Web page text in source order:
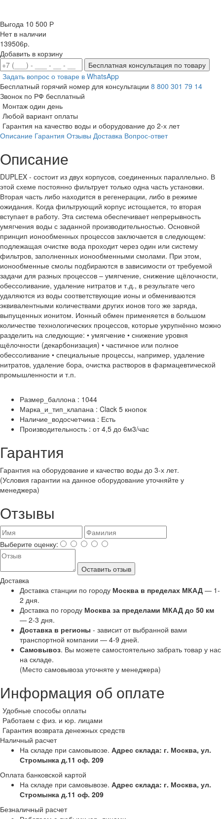
Выгода 10 500 Р
Нет в наличии
139506р.
Добавить в корзину
Бесплатная консультация по товару
Задать вопрос о товаре в WhatsApp
Бесплатный горячий номер для консультации 8 800 301 79 14
Звонок по РФ бесплатный
Монтаж один день
Любой вариант оплаты
Гарантия на качество воды и оборудование до 2-х лет
Описание Гарантия Отзывы Доставка Вопрос-ответ
Описание
DUPLEX - состоит из двух корпусов, соединенных параллельно. В
этой схеме постоянно фильтрует только одна часть установки.
Вторая часть либо находится в регенерации, либо в режиме
ожидания. Когда фильтрующий корпус истощается, то вторая
вступает в работу. Эта система обеспечивает непрерывность
умягчения воды с заданной производительностью. Основной
принцип ионообменных процессов заключается в следующем:
подлежащая очистке вода проходит через один или систему
фильтров, заполненных ионообменными смолами. При этом,
ионообменные смолы подбираются в зависимости от требуемой
задачи для разных процессов – умягчение, снижение щёлочности,
обессоливание, удаление нитратов и т.д., в результате чего
удаляются из воды соответствующие ионы и обмениваются
эквивалентными количествами других ионов того же заряда,
выпущенных ионитом. Ионный обмен применяется в большом
количестве технологических процессов, которые укрупнённо можно
разделить на следующие: • умягчение • снижение уровня
щёлочности (декарбонизация) • частичное или полное
обессоливание • специальные процессы, например, удаление
нитратов, удаление бора, очистка растворов в фармацевтической
промышленности и т.п.
Размер_баллона : 1044
Марка_и_тип_клапана : Clack 5 кнопок
Наличие_водосчетчика : Есть
Производительность : от 4,5 до 6м3/час
Гарантия
Гарантия на оборудование и качество воды до 3-х лет.
(Условия гарантии на данное оборудование уточняйте у
менеджера)
Отзывы
Выберите оценку:
Оставить отзыв
Доставка
Доставка станции по городу Москва в пределах МКАД — 1-
2 дня.
Доставка по городу Москва за пределами МКАД до 50 км
— 2-3 дня.
Доставка в регионы - зависит от выбранной вами
транспортной компании — 4-9 дней.
Самовывоз. Вы можете самостоятельно забрать товар у нас
на складе.
(Место самовывоза уточняте у менеджера)
Информация об оплате
Удобные способы оплаты
Работаем с физ. и юр. лицами
Гарантия возврата денежных средств
Наличный расчет
На складе при самовывозе. Адрес склада: г. Москва, ул.
Стромынка д.11 оф. 209
Оплата банковской картой
На складе при самовывозе. Адрес склада: г. Москва, ул.
Стромынка д.11 оф. 209
Безналичный расчет